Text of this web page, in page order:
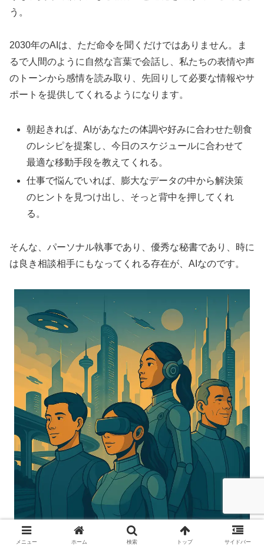
う。
2030年のAIは、ただ命令を聞くだけではありません。ま
るで人間のように自然な言葉で会話し、私たちの表情や声
のトーンから感情を読み取り、先回りして必要な情報やサ
ポートを提供してくれるようになります。
朝起きれば、AIがあなたの体調や好みに合わせた朝食
のレシピを提案し、今日のスケジュールに合わせて
最適な移動手段を教えてくれる。
仕事で悩んでいれば、膨大なデータの中から解決策
のヒントを見つけ出し、そっと背中を押してくれ
る。
そんな、パーソナル執事であり、優秀な秘書であり、時に
は良き相談相手にもなってくれる存在が、AIなのです。
メニュー ホーム 検索 トップ サイドバー